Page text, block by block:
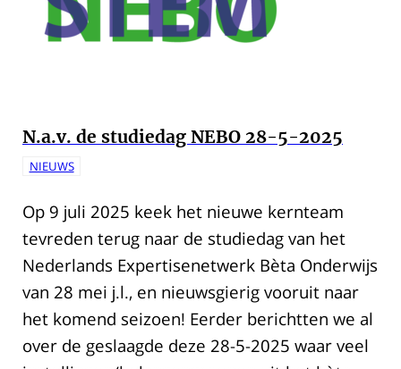
N.a.v. de studiedag NEBO 28-5-2025
NIEUWS
Op 9 juli 2025 keek het nieuwe kernteam
tevreden terug naar de studiedag van het
Nederlands Expertisenetwerk Bèta Onderwijs
van 28 mei j.l., en nieuwsgierig vooruit naar
het komend seizoen! Eerder berichtten we al
over de geslaagde deze 28-5-2025 waar veel